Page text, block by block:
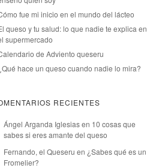
fue mi inicio en el mundo del lácteo
queso y tu salud: lo que nadie te explica en
supermercado
de Adviento queseru
hace un queso cuando nadie lo mira?
RECIENTES
Ángel Arganda Iglesiasen 10 cosas que
sabes si eres amante del queso
Fernando, el Queseru en ¿Sabes qué es un
Fromelier?